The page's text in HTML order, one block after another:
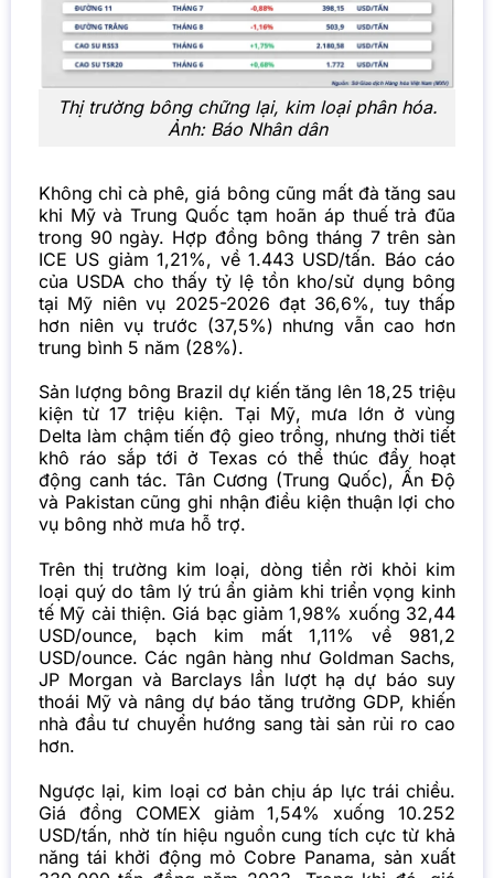
Thị trường bông chững lại, kim loại phân hóa.
Ảnh: Báo Nhân dân
Không chỉ cà phê, giá bông cũng mất đà tăng sau
khi Mỹ và Trung Quốc tạm hoãn áp thuế trả đũa
trong 90 ngày. Hợp đồng bông tháng 7 trên sàn
ICE US giảm 1,21%, về 1.443 USD/tấn. Báo cáo
của USDA cho thấy tỷ lệ tồn kho/sử dụng bông
tại Mỹ niên vụ 2025-2026 đạt 36,6%, tuy thấp
hơn niên vụ trước (37,5%) nhưng vẫn cao hơn
trung bình 5 năm (28%).
Sản lượng bông Brazil dự kiến tăng lên 18,25 triệu
kiện từ 17 triệu kiện. Tại Mỹ, mưa lớn ở vùng
Delta làm chậm tiến độ gieo trồng, nhưng thời tiết
khô ráo sắp tới ở Texas có thể thúc đẩy hoạt
động canh tác. Tân Cương (Trung Quốc), Ấn Độ
và Pakistan cũng ghi nhận điều kiện thuận lợi cho
vụ bông nhờ mưa hỗ trợ.
Trên thị trường kim loại, dòng tiền rời khỏi kim
loại quý do tâm lý trú ẩn giảm khi triển vọng kinh
tế Mỹ cải thiện. Giá bạc giảm 1,98% xuống 32,44
USD/ounce, bạch kim mất 1,11% về 981,2
USD/ounce. Các ngân hàng như Goldman Sachs,
JP Morgan và Barclays lần lượt hạ dự báo suy
thoái Mỹ và nâng dự báo tăng trưởng GDP, khiến
nhà đầu tư chuyển hướng sang tài sản rủi ro cao
hơn.
Ngược lại, kim loại cơ bản chịu áp lực trái chiều.
Giá đồng COMEX giảm 1,54% xuống 10.252
USD/tấn, nhờ tín hiệu nguồn cung tích cực từ khả
năng tái khởi động mỏ Cobre Panama, sản xuất